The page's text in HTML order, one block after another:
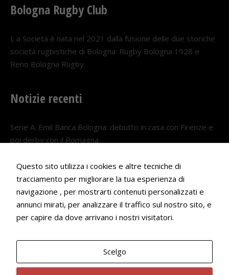
Bologna Rugby Club
L a Società è nata nel 2021 dalla fusione delle due storiche
società rugbistiche di Bologna: Rugby Bologna 1928 e
Reno Bologna Rugby.
Notizie recenti
Serie A. Emil Banca Bologna: debutto in casa con Firenze e
poi derby con il Romagna
Serie A. Il Bologna nel girone veneto
29 LUGLIO 2026
Francesco Andrei convocato al Camp estivo della nazionale
22 LUGLIO 2026
Questo sito utilizza i cookies e altre tecniche di
tracciamento per migliorare la tua esperienza di
navigazione , per mostrarti contenuti personalizzati e
annunci mirati, per analizzare il traffico sul nostro sito, e
per capire da dove arrivano i nostri visitatori.
Scelgo